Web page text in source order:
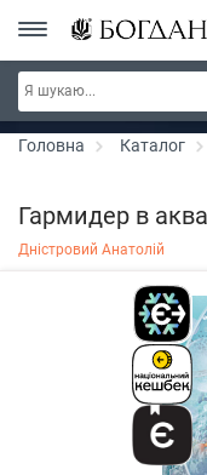
РОЗПРОДАЖ ~ 150 грн ~
300 грн ~
Головна Каталог
Гармидер в
Дністровий Анатолій